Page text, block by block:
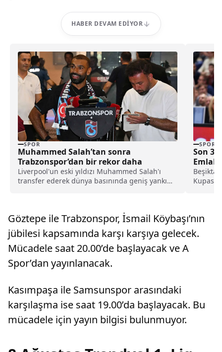
HABER DEVAM EDIYOR
SPOR
Muhammed Salah’tan sonra
Trabzonspor’dan bir rekor daha
Liverpool'un eski yıldızı Muhammed Salah'ı
transfer ederek dünya basınında geniş yankı
açıkladı.
SPOR
Son 30 Saniyeye Önde Giren Beşiktaş
Göztepe ile Trabzonspor, İsmail Köybaşı’nın
jübilesi kapsamında karşı karşıya gelecek.
Mücadele saat 20.00’de başlayacak ve A
Spor’dan yayınlanacak.
Kasımpaşa ile Samsunspor arasındaki
karşılaşma ise saat 19.00’da başlayacak. Bu
mücadele için yayın bilgisi bulunmuyor.